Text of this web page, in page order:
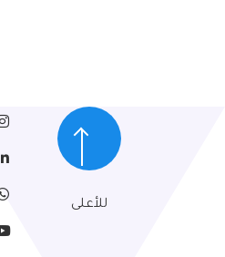
للأعلى